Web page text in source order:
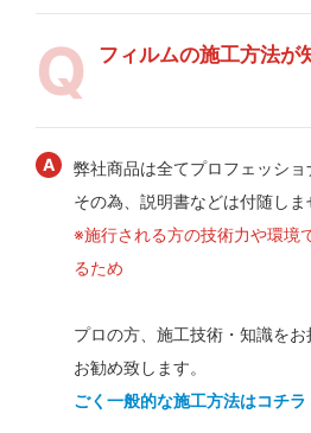
フィルムの施工方法が
弊社商品は全てプロフェッショ
その為、説明書などは付随しま
※施行される方の技術力や環境
るため
プロの方、施工技術・知識を
お勧め致します。
ごく一般的な施工方法はコチラ